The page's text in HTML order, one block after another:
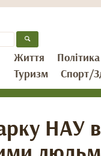
Життя
Політика
Туризм
Спорт/
НАУ